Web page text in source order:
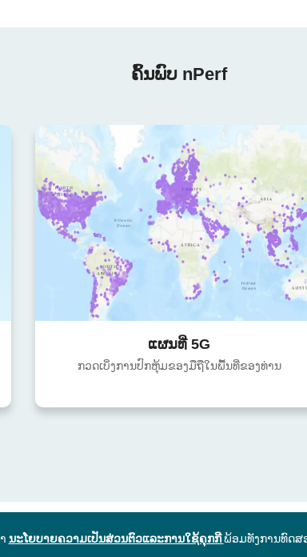
ຄົ້ນພົບ nPerf
ແຜນທີ່ 5G
ກວດເບິ່ງການປົກຫຸ້ມຂອງມືຖືໃນພື້ນທີ່ຂອງທ່ານ
ນະໂຍບາຍຄວາມເປັນສ່ວນຕົວແລະການໃຊ້ຄຸກກີພ້ອມທັງການທົດສ